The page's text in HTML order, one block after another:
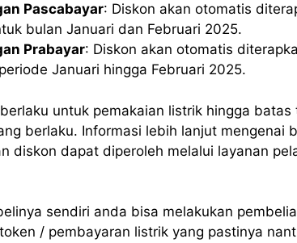
Pascabayar: Diskon akan otomatis
bulan Januari dan Februari 2025.
Prabayar: Diskon akan otomatis
Januari hingga Februari 2025.
untuk pemakaian listrik hingga
berlaku. Informasi lebih lanjut mengenai
diskon dapat diperoleh melalui layanan
sendiri anda bisa melakukan
/ pembayaran listrik yang pastinya